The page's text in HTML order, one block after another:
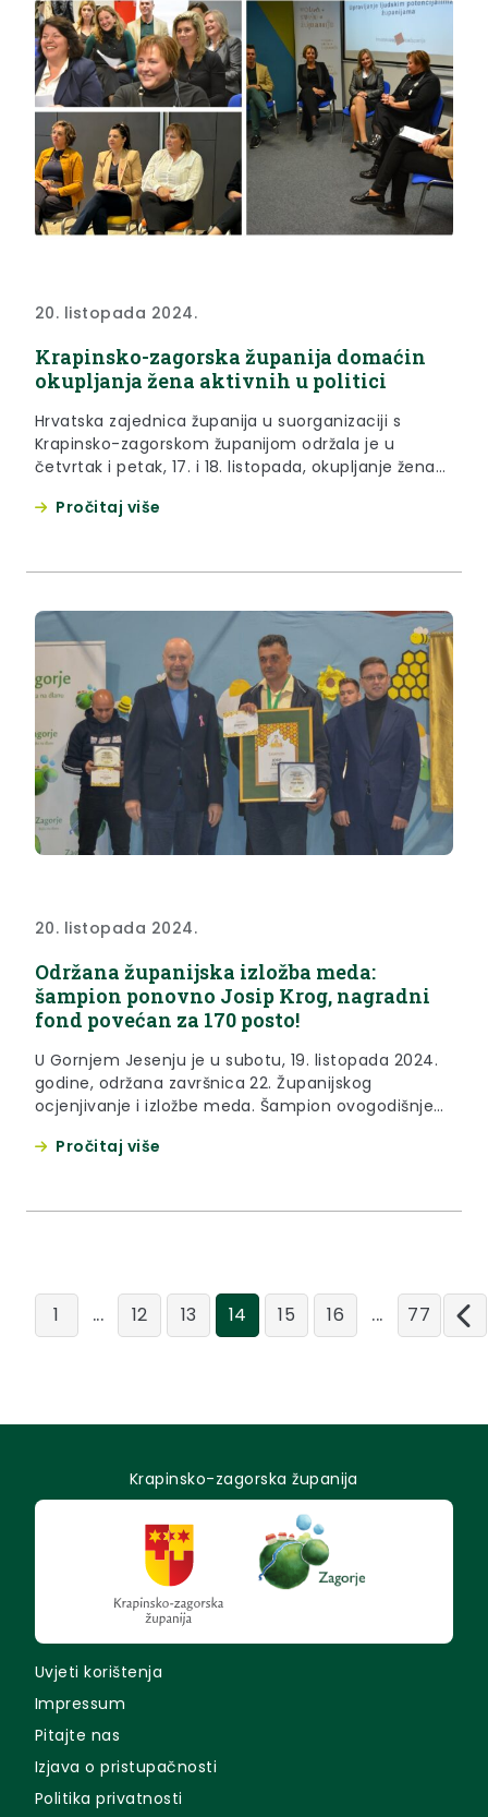
20. listopada 2024.
Krapinsko-zagorska županija domaćin
okupljanja žena aktivnih u politici
Hrvatska zajednica županija u suorganizaciji s
Krapinsko-zagorskom županijom održala je u
četvrtak i petak, 17. i 18. listopada, okupljanje žena
potencijalnima u županijama” sudionicama se
Pročitaj više
20. listopada 2024.
Održana županijska izložba meda:
šampion ponovno Josip Krog, nagradni
fond povećan za 170 posto!
U Gornjem Jesenju je u subotu, 19. listopada 2024.
godine, održana završnica 22. Županijskog
ocjenjivanje i izložbe meda. Šampion ovogodišnje
Krog iz Petrovskog , čiji je bagremov med dobio
Pročitaj više
1 ... 12 13 14 15 16 ... 77
Krapinsko-zagorska županija
Uvjeti korištenja
Impressum
Pitajte nas
Izjava o pristupačnosti
Politika privatnosti